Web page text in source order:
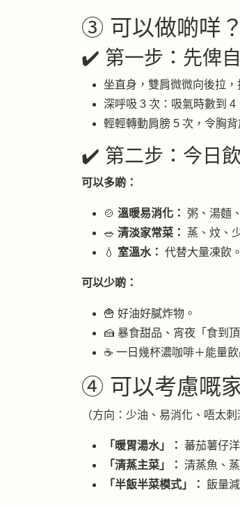
③ 可以做啲咩
✔️ 第一步：先俾
坐直身，雙肩微微向後拉，
深呼吸 3 次：吸氣時數到 4
輕輕轉動肩膀 5 次，令胸背
✔️ 第二步：今日
可以多啲：
🍲 溫暖易消化： 粥、湯麵
🥗 清淡家常菜：
蒸、炆、
💧 室溫水： 代替大量凍飲。
可以少啲：
🍟 好油好膩炸物。
🍰 暴食甜品、宵夜「食到頂
☕ 一日幾杯濃咖啡＋能量飲
④ 可以考慮嘅
（方向：少油、易消化、唔太刺
「暖胃湯水」： 蕃茄薯仔
「清蒸主菜」： 清蒸魚、
「半飯半菜模式」： 飯量